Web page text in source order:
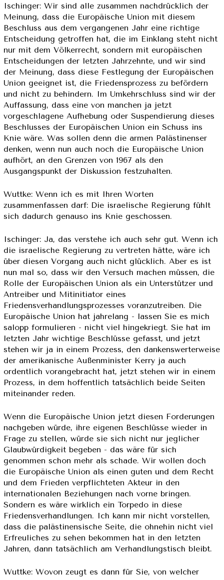
Ischinger: Wir sind alle zusammen nachdrücklich der
Meinung, dass die Europäische Union mit diesem
Beschluss aus dem vergangenen Jahr eine richtige
Entscheidung getroffen hat, die im Einklang steht nicht
nur mit dem Völkerrecht, sondern mit europäischen
Entscheidungen der letzten Jahrzehnte, und wir sind
der Meinung, dass diese Festlegung der Europäischen
Union geeignet ist, die Friedensprozess zu befördern
und nicht zu behindern. Im Umkehrschluss sind wir der
Auffassung, dass eine von manchen ja jetzt
vorgeschlagene Aufhebung oder Suspendierung dieses
Beschlusses der Europäischen Union ein Schuss ins
Knie wäre. Was sollen denn die armen Palästinenser
denken, wenn nun auch noch die Europäische Union
aufhört, an den Grenzen von 1967 als den
Ausgangspunkt der Diskussion festzuhalten.
Wuttke: Wenn ich es mit Ihren Worten
zusammenfassen darf: Die israelische Regierung fühlt
sich dadurch genauso ins Knie geschossen.
Ischinger: Ja, das verstehe ich auch sehr gut. Wenn ich
die israelische Regierung zu vertreten hätte, wäre ich
über diesen Vorgang auch nicht glücklich. Aber es ist
nun mal so, dass wir den Versuch machen müssen, die
Rolle der Europäischen Union als ein Unterstützer und
Antreiber und Mitinitiator eines
Friedensverhandlungsprozesses voranzutreiben. Die
Europäische Union hat jahrelang - lassen Sie es mich
salopp formulieren - nicht viel hingekriegt. Sie hat im
letzten Jahr wichtige Beschlüsse gefasst, und jetzt
stehen wir ja in einem Prozess, den dankenswerterweise
der amerikanische Außenminister Kerry ja auch
ordentlich vorangebracht hat, jetzt stehen wir in einem
Prozess, in dem hoffentlich tatsächlich beide Seiten
miteinander reden.
Wenn die Europäische Union jetzt diesen Forderungen
nachgeben würde, ihre eigenen Beschlüsse wieder in
Frage zu stellen, würde sie sich nicht nur jeglicher
Glaubwürdigkeit begeben - das wäre für sich
genommen schon mehr als schade. Wir wollen doch
die Europäische Union als einen guten und dem Recht
und dem Frieden verpflichteten Akteur in den
internationalen Beziehungen nach vorne bringen.
Sondern es wäre wirklich ein Torpedo in diese
Friedensverhandlungen. Ich kann mir nicht vorstellen,
dass die palästinensische Seite, die ohnehin nicht viel
Erfreuliches zu sehen bekommen hat in den letzten
Jahren, dann tatsächlich am Verhandlungstisch bleibt.
Wuttke: Wovon zeugt es dann für Sie, von welcher